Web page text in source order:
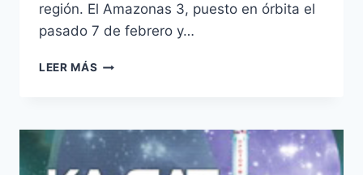
región. El Amazonas 3, puesto en órbita el
pasado 7 de febrero y…
LEER MÁS EL
DE
HISPASAT
YA